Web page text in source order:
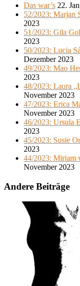
Das war’s 22.
52/2023: Marjan
2023
51/2023: Gila
2023
50/2023: Lucia
Dezember 2023
49/2023: Mao
2023
48/2023: Laura
November 2023
47/2023: Erica
November 2023
46/2023: Ursula
2023
45/2023: Susie
2023
44/2023: Miriam
November 2023
Andere Beiträge